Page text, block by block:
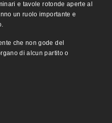
e tavole rotonde aperte al
un ruolo importante e
che non gode del
di alcun partito o